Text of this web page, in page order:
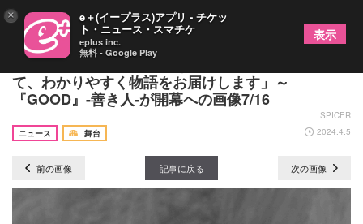
佐藤隆太「生演奏や歌もあり、音楽や歌の力を借り
て、わかりやすく物語をお届けします」～
『GOOD』-善き人-が開幕への画像7/16
SPICER
ニュース
舞台 2024.4.5
前の画像 記事に戻る 次の画像
× e＋(イープラス)アプリ - チケッ
ト・ニュース・スマチケ
eplus inc.
無料 - Google Play
表示